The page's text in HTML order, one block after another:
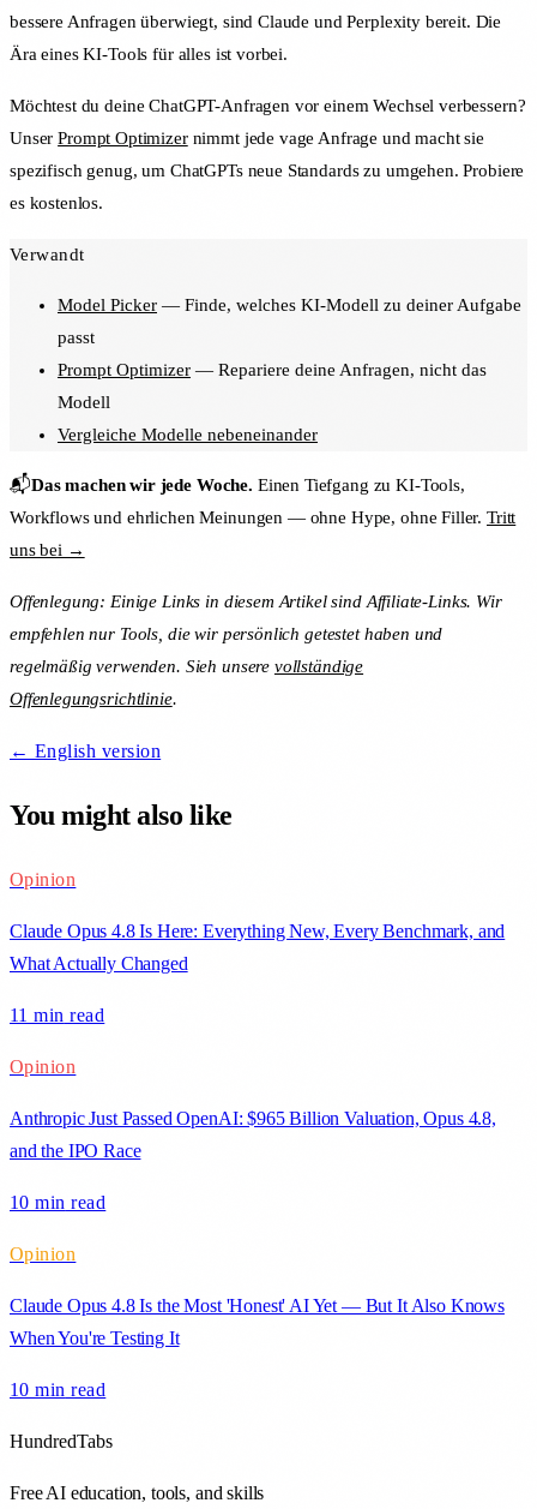
bessere Anfragen überwiegt, sind Claude und Perplexity bereit. Die
Ära eines KI-Tools für alles ist vorbei.
Möchtest du deine ChatGPT-Anfragen vor einem Wechsel verbessern?
UnserPrompt Optimizernimmt jede vage Anfrage und macht sie
spezifisch genug, um ChatGPTs neue Standards zu umgehen. Probiere
es kostenlos.
Verwandt
Model Picker — Finde, welches KI-Modell zu deiner Aufgabe
passt
Prompt Optimizer — Repariere deine Anfragen, nicht das
Modell
Vergleiche Modelle nebeneinander
📬Das machen wir jede Woche. Einen Tiefgang zu KI-Tools,
Workflows und ehrlichen Meinungen — ohne Hype, ohne Filler.Tritt
uns bei →
Offenlegung: Einige Links in diesem Artikel sind Affiliate-Links. Wir
empfehlen nur Tools, die wir persönlich getestet haben und
regelmäßig verwenden. Sieh unsere vollständige
Offenlegungsrichtlinie.
← English version
You might also like
Opinion
Claude Opus 4.8 Is Here: Everything New, Every Benchmark, and
What Actually Changed
11 min read
Opinion
Anthropic Just Passed OpenAI: $965 Billion Valuation, Opus 4.8,
and the IPO Race
10 min read
Opinion
Claude Opus 4.8 Is the Most 'Honest' AI Yet — But It Also Knows
When You're Testing It
10 min read
HundredTabs
Free AI education, tools, and skills